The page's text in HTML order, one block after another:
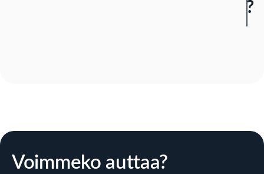
?
Voimmeko auttaa?